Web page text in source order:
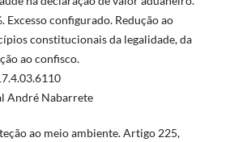
Excesso configurado. Redução ao
constitucionais da legalidade, da
ao confisco.
André Nabarrete
ao meio ambiente. Artigo 225,